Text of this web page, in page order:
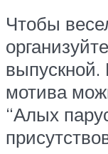
Чтобы
выпускной.
мотива
“Алых